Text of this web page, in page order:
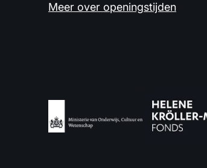
Meer over openingstijden